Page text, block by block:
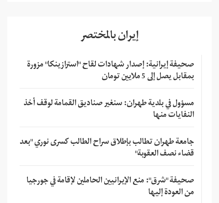
إيران بالمختصر
صحيفة إيرانية: إصدار شهادات لقاح "استرازينكا" مزورة
بمقابل يصل إلى 5 ملايين تومان
مسؤول في بلدية طهران: سنغير صناديق القمامة لوقف أخذ
النفايات منها
جامعة طهران تطالب بإطلاق سراح الطالب كسرى نوري "بعد
قضاء نصف العقوبة"
صحيفة "شرق": منع الإيرانيين الحاملين لإقامة في جورجيا
من العودة إليها